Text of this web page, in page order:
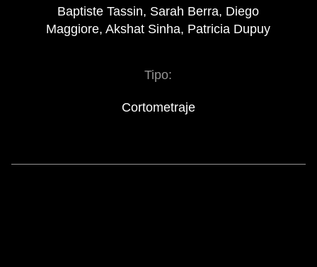
Baptiste Tassin, Sarah Berra, Diego
Maggiore, Akshat Sinha, Patricia Dupuy
Tipo:
Cortometraje